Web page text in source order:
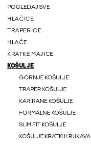
POGLEDAJ SVE
HLAČICE
TRAPERICE
HLAČE
KRATKE MAJICE
KOŠULJE
GORNJE KOŠULJE
TRAPER KOŠULJE
KARIRANE KOŠULJE
FORMALNE KOŠULJE
SLIM FIT KOŠULJE
KOŠULJE KRATKIH RUKAVA